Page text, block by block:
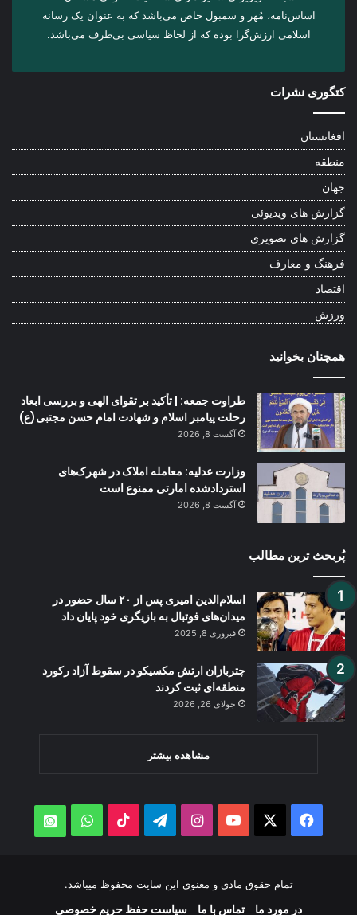
اساس‌نامه، مُهر و سمبول خاص می‌باشد که به عنوان یک رسانه
اسلامی ارزش‌گرا بوده که از لحاظ سیاسی بی‌طرف می‌باشد.
کتگوری نشرات
افغانستان
منطقه
جهان
گزارش های ویدیوئی
گزارش های تصویری
فرهنگ و معارف
اقتصاد
ورزش
همچنان بخوانید
طراوت جمعه: | تأکید بر تقوای الهی و بررسی ابعاد
رحلت پیامبر اسلام و شهادت امام حسن مجتبی(ع)
آگست 8, 2026
وزارت عدلیه: معامله املاک در شهرک‌های
استردادشده امارتی ممنوع است
آگست 8, 2026
پُربحث ترین مطالب
اسلام‌الدین امیری پس از ۲۰ سال حضور در
میدان‌های فوتبال به بازیگری خود پایان داد
فبروری 8, 2025
چتربازان ارتش مکسیکو در سقوط آزاد رکورد
منطقه‌ای ثبت کردند
جولای 26, 2026
مشاهده بیشتر
Facebook
YouTube
Instagram
Telegram
TikTok
WhatsApp
تمام حقوق مادی و معنوی این سایت محفوظ میباشد.
در مورد ما تماس با ما سیاست حفظ حریم خصوصی